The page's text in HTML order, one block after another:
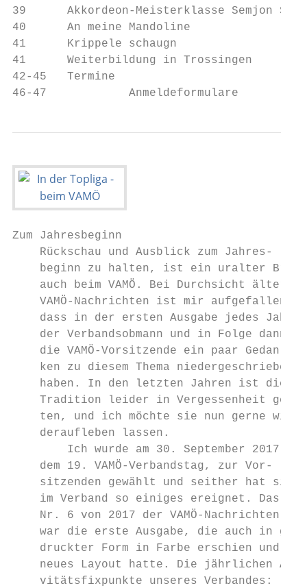
39      Akkordeon-Meisterklasse Semjon
40      An meine Mandoline
41      Krippele schaugn
41      Weiterbildung in Trossingen
42-45   Termine
46-47		 Anmeldeformulare
Zum Jahresbeginn
Rückschau und Ausblick zum Jahres-
beginn zu halten, ist ein uralter
auch beim VAMÖ. Bei Durchsicht
VAMÖ-Nachrichten ist mir aufgefallen,
dass in der ersten Ausgabe jedes
der Verbandsobmann und in Folge dann
die VAMÖ-Vorsitzende ein paar Gedan-
ken zu diesem Thema niedergeschrieben
haben. In den letzten Jahren ist
Tradition leider in Vergessenheit
ten, und ich möchte sie nun gerne
deraufleben lassen.
Ich wurde am 30. September 2017,
dem 19. VAMÖ-Verbandstag, zur Vor-
sitzenden gewählt und seither hat
im Verband so einiges ereignet. Das
Nr. 6 von 2017 der VAMÖ-Nachrichten
war die erste Ausgabe, die auch in
druckter Form in Farbe erschien und
neues Layout hatte. Die jährlichen
vitätsfixpunkte unseres Verbandes: